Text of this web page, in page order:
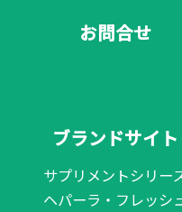
お問合せ
ブランドサイト
サプリメントシリー
ヘパーラ・フレッシ